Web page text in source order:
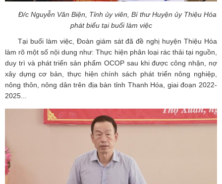
Đ/c Nguyễn Văn Biện, Tỉnh ủy viên, Bí thư Huyện ủy Thiệu Hóa
phát biểu tại buổi làm việc
Tại buổi làm việc, Đoàn giám sát đã đề nghị huyện Thiệu Hóa
làm rõ một số nội dung như: Thực hiện phân loại rác thải tại nguồn,
duy trì và phát triển sản phẩm OCOP sau khi được công nhận, nợ
xây dựng cơ bản, thực hiện chính sách phát triển nông nghiệp,
nông thôn, nông dân trên địa bàn tỉnh Thanh Hóa, giai đoạn 2022-
2025...